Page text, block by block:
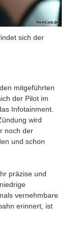
sich der
mitgeführten
der Pilot im
Infotainment.
wird
noch der
und schon
präzise und
vernehmbare
erinnert, ist